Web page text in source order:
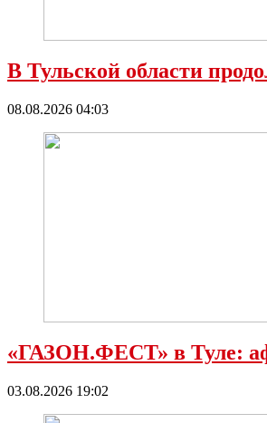
В Тульской области
08.08.2026 04:03
«ГАЗОН.ФЕСТ» в Туле:
03.08.2026 19:02